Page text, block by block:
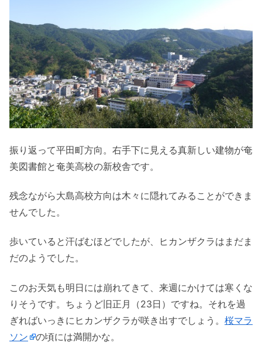
振り返って平田町方向。右手下に見える真新しい建物が奄
美図書館と奄美高校の新校舎です。
残念ながら大島高校方向は木々に隠れてみることができま
せんでした。
歩いていると汗ばむほどでしたが、ヒカンザクラはまだま
だのようでした。
このお天気も明日には崩れてきて、来週にかけては寒くな
りそうです。ちょうど旧正月（23日）ですね。それを過
ぎればいっきにヒカンザクラが咲き出すでしょう。 桜マラ
ソン
の頃には満開かな。